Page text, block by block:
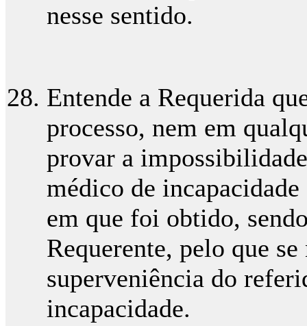
nesse sentido.
Entende a Requerida
processo, nem em
provar a
médico de
em que foi obtido,
Requerente, pelo que
superveniência do
incapacidade.